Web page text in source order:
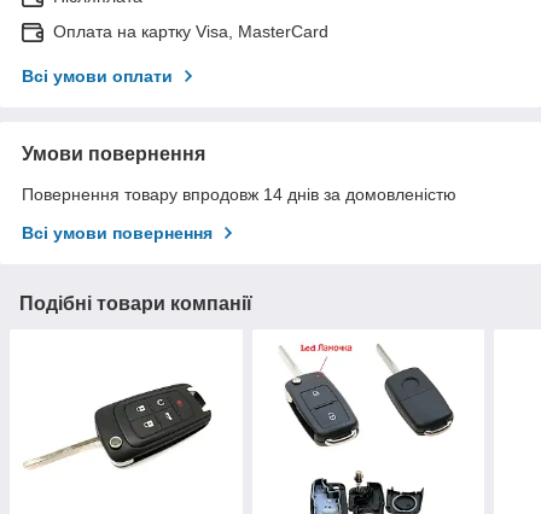
Оплата на картку Visa, MasterCard
Всі умови оплати
Умови повернення
Повернення товару впродовж 14 днів за домовленістю
Всі умови повернення
Подібні товари компанії